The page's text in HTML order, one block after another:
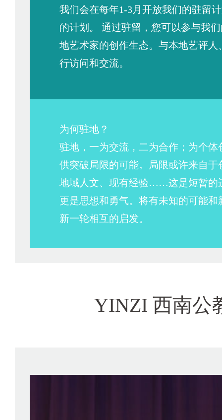
我们会在每年1-3月开放我们的驻留
的计划。 通过驻留，您可以参与我
地艺术家的创作生态。与本地艺评人
行访问和交流。
为何驻地？
驻地，一为交流，二为合作；为个体
供突破局限的可能。局限或许来自于
地域人文、现有经验……这是短暂的
更是思想和勇气。将有未知的可能和
新一轮相互的启发。
YINZI 西南公